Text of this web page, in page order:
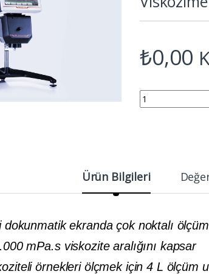
₺0,00
ANTON PAAR
Ürün Bilgileri
dokunmatik ekranda çok noktalı
mPa.s viskozite aralığını kapsar
örnekleri ölçmek için 4 L ölçüm